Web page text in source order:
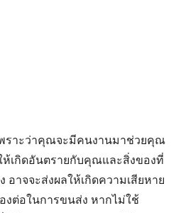
พราะว่าคุณจะมีคนงานมาช่วยคุณ
เกิดอันตรายกับคุณและสิ่งของที่
าจจะส่งผลให้เกิดความเสียหาย
งต่อในการขนส่ง หากไม่ใช้